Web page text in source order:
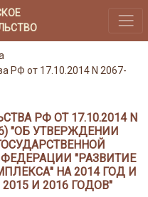
РФ от 17.10.2014 N 2067-
РФ ОТ 17.10.2014 N
"ОБ УТВЕРЖДЕНИИ
"РАЗВИТИЕ
НА 2014 ГОД И
И 2016 ГОДОВ"